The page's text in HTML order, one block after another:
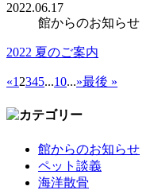
2022.06.17
館からのお知らせ
2022 夏のご案内
«1 2345...10...»最後 »
館からのお知らせ
ペット談義
海洋散骨